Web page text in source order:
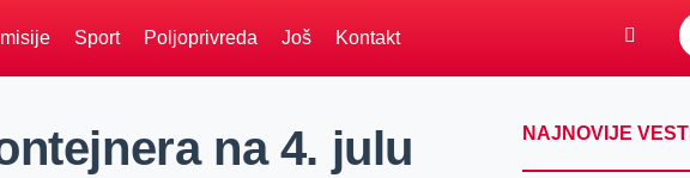
Sport Poljoprivreda Još Kontakt
na 4. julu NAJNOVIJE VESTI